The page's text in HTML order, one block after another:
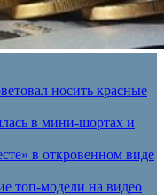
носить красные
в мини-шортах и
в откровенном виде
топ-модели на видео